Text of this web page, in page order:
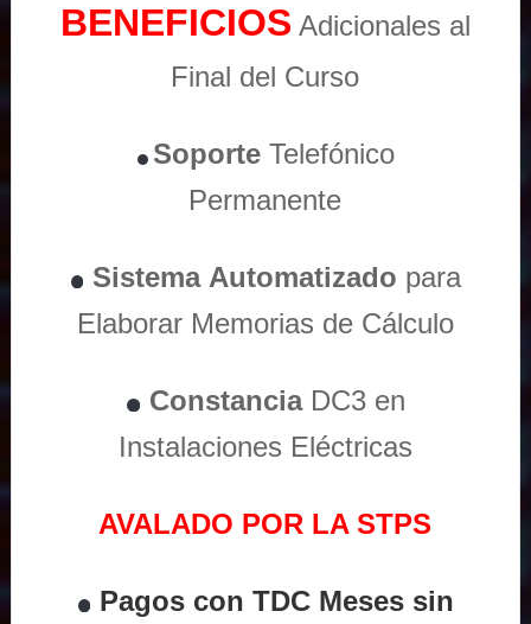
BENEFICIOS Adicionales al
Final del Curso
Soporte Telefónico
Permanente
Sistema Automatizado para
Elaborar Memorias de Cálculo
ConstanciaDC3 en
Instalaciones Eléctricas
AVALADO POR LA STPS
Pagos con TDC Meses sin